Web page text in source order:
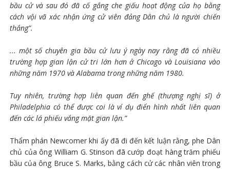
bầu cử và sau đó đã cố gắng che giấu hoạt động của họ bằng
cách vội vã xác nhận ứng cử viên đảng Dân chủ là người chiến
thắng”.
... một số chuyên gia bầu cử lưu ý ngày nay rằng đã có nhiều
trường hợp gian lận cử tri lớn hơn ở Chicago và Louisiana vào
những năm 1970 và Alabama trong những năm 1980.
Tuy nhiên, trường hợp liên quan đến ghế (thượng nghị sĩ) ở
Philadelphia có thể được coi là ví dụ điển hình nhất liên quan
đến các lá phiếu vắng mặt gian lận.”
Thẩm phán Newcomer khi ấy đã đi đến kết luận rằng, phe Dân
chủ của ông William G. Stinson đã cướp đoạt hàng trăm phiếu
bầu của ông Bruce S. Marks, bằng cách cử các nhân viên trong